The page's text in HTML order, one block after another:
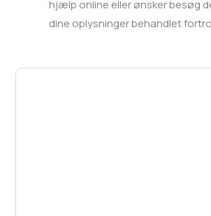
hjælp online eller ønsker besøg
dine oplysninger behandlet